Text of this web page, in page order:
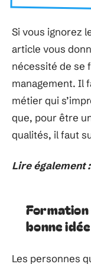
Si vous ignorez
article vous
nécessité de se
management. Il
métier qui
que, pour être
qualités, il faut
Lire également :
Formation
bonne
Les personnes